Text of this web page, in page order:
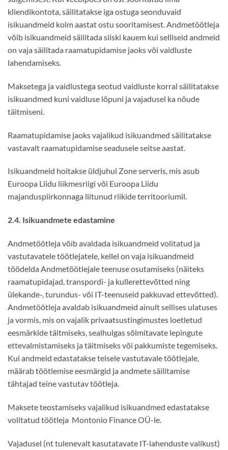
kliendikontota, säilitatakse iga ostuga seonduvaid
isikuandmeid kolm aastat ostu sooritamisest. Andmetöötleja
võib isikuandmeid säilitada siiski kauem kui selliseid andmeid
on vaja säilitada raamatupidamise jaoks või vaidluste
lahendamiseks.
Maksetega ja vaidlustega seotud vaidluste korral säilitatakse
isikuandmed kuni vaidluse lõpuni ja vajadusel ka nõude
täitmiseni.
Raamatupidamise jaoks vajalikud isikuandmed säilitatakse
vastavalt raamatupidamise seadusele seitse aastat.
Isikuandmeid hoitakse üldjuhul Zone serveris, mis asub
Euroopa Liidu liikmesriigi või Euroopa Liidu
majanduspiirkonnaga liitunud riikide territooriumil.
2.4. Isikuandmete edastamine
Andmetöötleja võib avaldada isikuandmeid volitatud ja
vastutavatele töötlejatele, kellel on vaja isikuandmeid
töödelda Andmetöötlejale teenuse osutamiseks (näiteks
raamatupidajad, transpordi- ja kullerettevõtted ning
ülekande-, turundus- või IT-teenuseid pakkuvad ettevõtted).
Andmetöötleja avaldab isikuandmeid ainult sellises ulatuses
ja vormis, mis on vajalik privaatsustingimustes loetletud
eesmärkide täitmiseks, sealhulgas sõlmitavate lepingute
ettevalmistamiseks ja täitmiseks või pakkumiste tegemiseks.
Kui andmeid edastatakse teisele vastutavale töötlejale,
määrab töötlemise eesmärgid ja andmete säilitamise
tähtajad teine vastutav töötleja.
Maksete teostamiseks vajalikud isikuandmed edastatakse
volitatud töötleja Montonio Finance OÜ-le.
Vajadusel (nt tulenevalt kasutatavate IT-lahenduste valikust)